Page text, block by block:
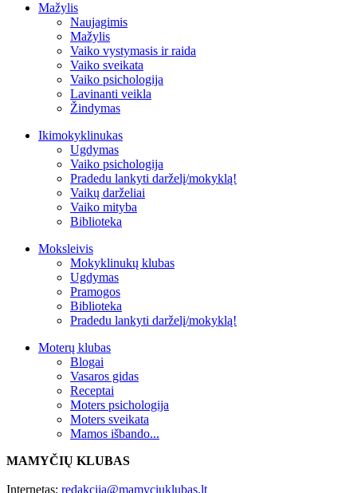
Mažylis
Naujagimis
Mažylis
Vaiko vystymasis ir raida
Vaiko sveikata
Vaiko psichologija
Lavinanti veikla
Žindymas
Ikimokyklinukas
Ugdymas
Vaiko psichologija
Pradedu lankyti darželį/mokyklą!
Vaikų darželiai
Vaiko mityba
Biblioteka
Moksleivis
Mokyklinukų klubas
Ugdymas
Pramogos
Biblioteka
Pradedu lankyti darželį/mokyklą!
Moterų klubas
Blogai
Vasaros gidas
Receptai
Moters psichologija
Moters sveikata
Mamos išbando...
MAMYČIŲ KLUBAS
Internetas: redakcija@mamyciuklubas.lt